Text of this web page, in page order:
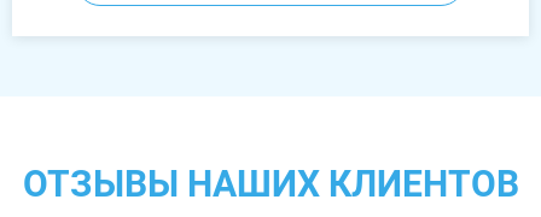
ОТЗЫВЫ НАШИХ КЛИЕНТОВ